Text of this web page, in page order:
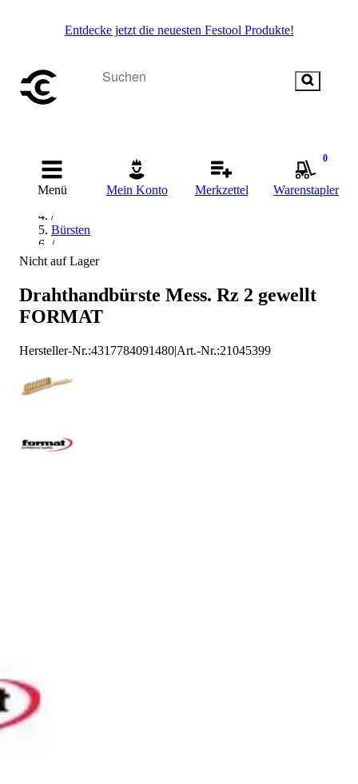
Entdecke jetzt die neuesten Festool Produkte!
Menü Mein Konto Merkzettel
0
Warenstapler
Startseite
/
/
Bürsten
/
Drahthandbürste
FORMAT Drahthandbürste
Nicht auf Lager
Drahthandbürste Mess. Rz 2 gewellt
FORMAT
Hersteller-Nr.:4317784091480|Art.-Nr.:21045399